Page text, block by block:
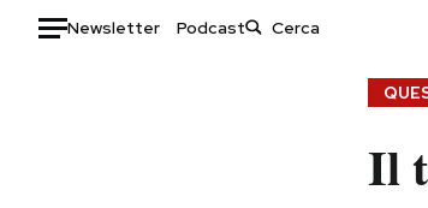
Newsletter Podcast
Il